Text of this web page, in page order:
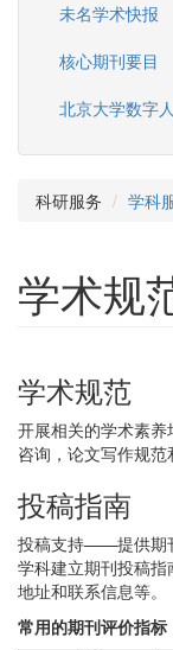
未名学术快报
核心期刊要目
北京大学数字
科研服务 学科
学术规
学术规范
开展相关的学术素
咨询，论文写作规范
投稿指南
投稿支持——提供期
学科建立期刊投稿
地址和联系信息等。
常用的期刊评价指标